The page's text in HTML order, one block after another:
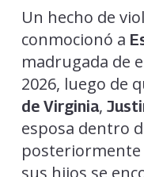
Un hecho de
conmocionó a
madrugada de
2026, luego de
de Virginia,
esposa dentro
posteriormente
sus hijos se